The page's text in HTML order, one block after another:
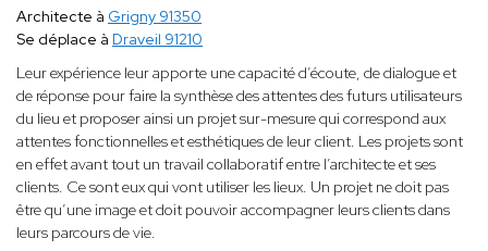
Architecte à Grigny 91350
Se déplace à Draveil 91210
Leur expérience leur apporte une capacité d’écoute, de dialogue et
de réponse pour faire la synthèse des attentes des futurs utilisateurs
du lieu et proposer ainsi un projet sur-mesure qui correspond aux
attentes fonctionnelles et esthétiques de leur client. Les projets sont
en effet avant tout un travail collaboratif entre l’architecte et ses
clients. Ce sont eux qui vont utiliser les lieux. Un projet ne doit pas
être qu’une image et doit pouvoir accompagner leurs clients dans
leurs parcours de vie.